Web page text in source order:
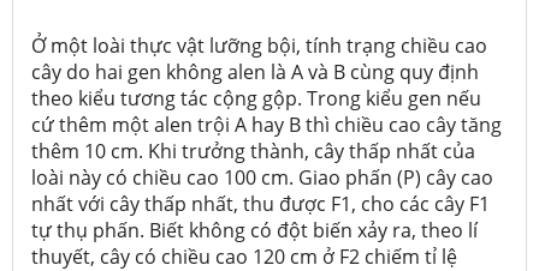
Ở một loài thực vật lưỡng bội, tính trạng chiều cao
cây do hai gen không alen là A và B cùng quy định
theo kiểu tương tác cộng gộp. Trong kiểu gen nếu
cứ thêm một alen trội A hay B thì chiều cao cây tăng
thêm 10 cm. Khi trưởng thành, cây thấp nhất của
loài này có chiều cao 100 cm. Giao phấn (P) cây cao
nhất với cây thấp nhất, thu được F1, cho các cây F1
tự thụ phấn. Biết không có đột biến xảy ra, theo lí
thuyết, cây có chiều cao 120 cm ở F2 chiếm tỉ lệ